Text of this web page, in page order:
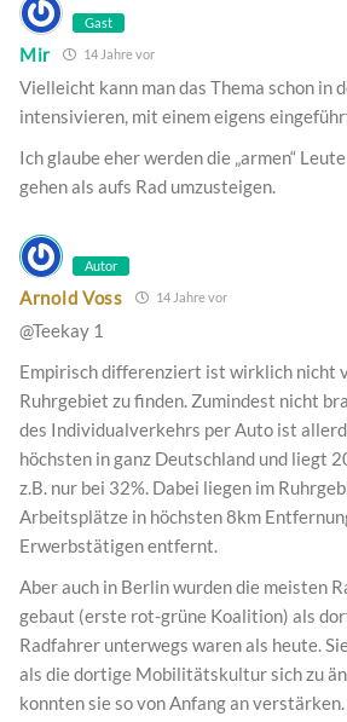
Gast
Mir 14 Jahre vor
Vielleicht kann man das Thema schon in
intensivieren, mit einem eigens
Ich glaube eher werden die „armen“
gehen als aufs Rad umzusteigen.
Autor
Arnold Voss 14 Jahre vor
@Teekay 1
Empirisch differenziert ist wirklich nicht
Ruhrgebiet zu finden. Zumindest nicht
des Individualverkehrs per Auto ist
höchsten in ganz Deutschland und liegt
z.B. nur bei 32%. Dabei liegen im
Arbeitsplätze in höchsten 8km
Erwerbstätigen entfernt.
Aber auch in Berlin wurden die meisten
gebaut (erste rot-grüne Koalition) als
Radfahrer unterwegs waren als heute.
als die dortige Mobilitätskultur sich zu
konnten sie so von Anfang an verstärken.